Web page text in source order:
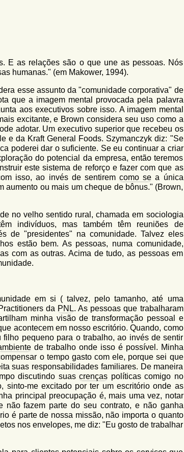
E as relações são o que une as pessoas. Nós
humanas." (em Makower, 1994).
esse assunto da "comunidade corporativa" de
que a imagem mental provocada pela palavra
aos executivos sobre isso. A imagem mental
excitante, e Brown considera seu uso como a
adotar. Um executivo superior que recebeu os
e da Kraft General Foods. Szymanczyk diz: "Se
poderei dar o suficiente. Se eu continuar a criar
do potencial da empresa, então teremos
este sistema de reforço e fazer com que as
isso, ao invés de sentiremcomo se a única
aumento ou mais um cheque de bônus." (Brown,
no velho sentido rural, chamada em sociologia
indivíduos, mas também têm reuniões de
de "presidentes" na comunidade. Talvez eles
estão bem. As pessoas, numa comunidade,
com as outras. Acima de tudo, as pessoas em
em si ( talvez, pelo tamanho, até uma
da PNL. As pessoas que trabalharam
minha visão de transformação pessoal e
acontecem em nosso escritório. Quando, como
pequeno para o trabalho, ao invés de sentir
de trabalho onde isso é possível. Minha
o tempo gasto com ele, porque sei que
suas responsabilidades familiares. De maneira
discutindo suascrenças políticas comigo no
sinto-me excitado por ter um escritório onde as
principal preocupação é, mais uma vez, notar
fazem parte do seu contrato, e não ganha
é parte de nossa missão, não importa o quanto
nos envelopes, me diz: "Eu gosto de trabalhar